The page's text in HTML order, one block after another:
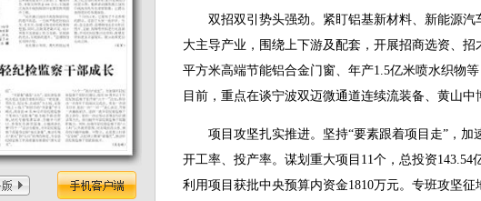
双招双引势头强劲。紧盯铝基新材料、新能源汽
大主导产业，围绕上下游及配套，开展招商选资、
平方米高端节能铝合金门窗、年产1.5亿米喷水织物等
目前，重点在谈宁波双迈微通道连续流装备、黄山中
项目攻坚扎实推进。坚持“要素跟着项目走”，加
开工率、投产率。谋划重大项目11个，总投资143.54
利用项目获批中央预算内资金1810万元。专班攻坚